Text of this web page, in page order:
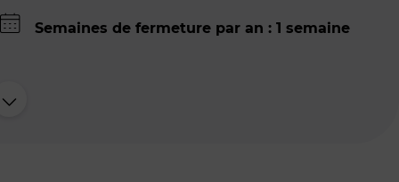
Semaines de fermeture par an : 1 semaine